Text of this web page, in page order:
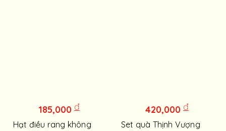
185,000 đ
Hạt điều rang không
420,000 đ
Set quà Thịnh Vượng